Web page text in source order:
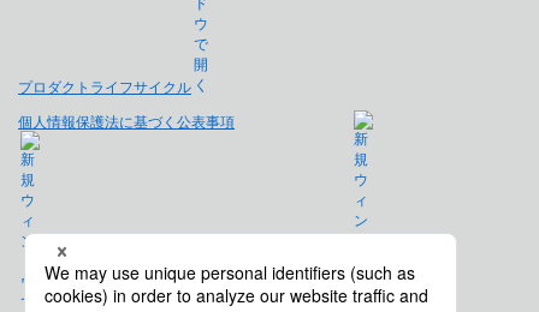
プロダクトライフサイクル
個人情報保護法に基づく公表事項